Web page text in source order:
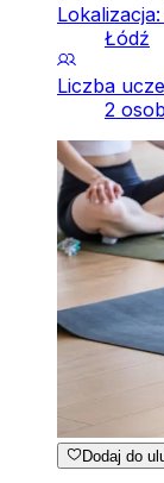
Łódź
Liczba
2
Dodaj do